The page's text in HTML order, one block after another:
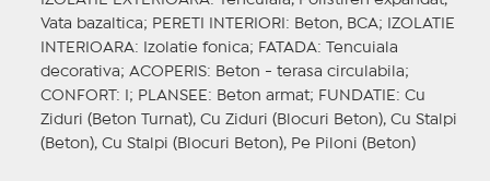
Vata bazaltica; PERETI INTERIORI : Beton, BCA;
IZOLATIE
INTERIOARA: Izolatie fonica; FATADA: Tencuiala
decorativa; ACOPERIS: Beton - terasa circulabila;
CONFORT : I; PLANSEE : Beton armat; FUNDATIE : Cu
Ziduri (Beton Turnat), Cu Ziduri (Blocuri Beton), Cu Stalpi
(Beton), Cu Stalpi (Blocuri Beton), Pe Piloni (Beton)